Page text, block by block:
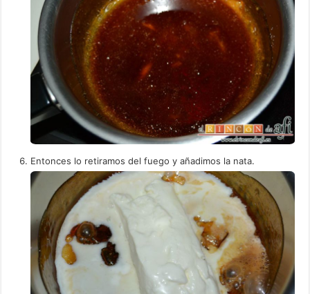
Entonces lo retiramos del fuego y añadimos la nata.